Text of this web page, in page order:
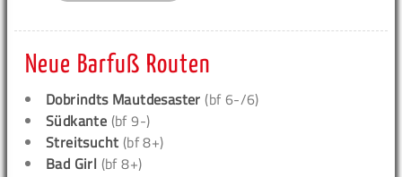
Neue Barfuß Routen
Dobrindts Mautdesaster (bf 6-/6)
Südkante (bf 9-)
Streitsucht (bf 8+)
Bad Girl (bf 8+)